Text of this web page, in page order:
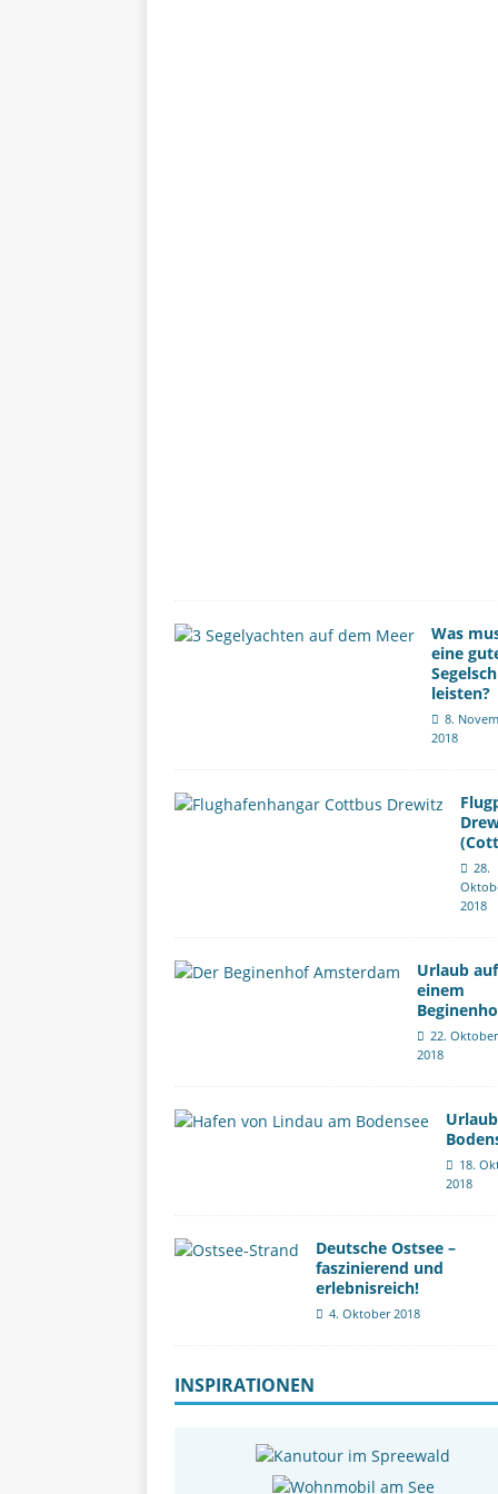
Was
eine
leisten?
8.
2018
28.
2018
Urlaub auf
einem
22. Oktober
2018
18.
2018
Deutsche Ostsee –
faszinierend und
erlebnisreich!
4. Oktober 2018
INSPIRATIONEN